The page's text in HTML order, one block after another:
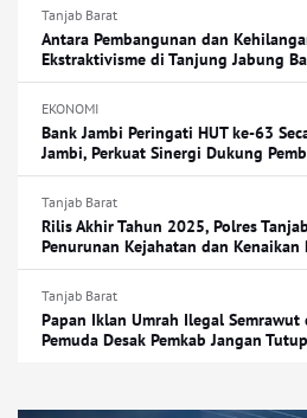
Tanjab Barat
Antara Pembangunan dan
Ekstraktivisme di Tanjung Jabung
EKONOMI
Bank Jambi Peringati HUT ke-63
Jambi, Perkuat Sinergi Dukung
Tanjab Barat
Rilis Akhir Tahun 2025, Polres
Penurunan Kejahatan dan Kenaikan
Tanjab Barat
Papan Iklan Umrah Ilegal Semrawut
Pemuda Desak Pemkab Jangan